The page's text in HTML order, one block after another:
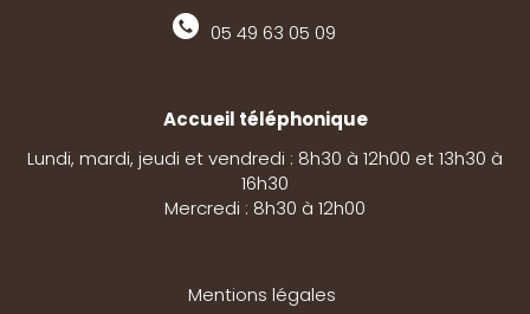
05 49 63 05 09
Accueil téléphonique
Lundi, mardi, jeudi et vendredi : 8h30 à 12h00 et 13h30 à
16h30
Mercredi : 8h30 à 12h00
Mentions légales